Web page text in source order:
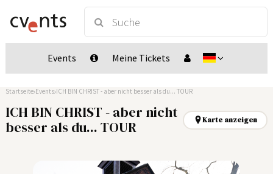
Events Meine Tickets
Startseite Events ICH BIN CHRIST - aber nicht besser als du... TOUR
ICH BIN CHRIST - aber nicht
besser als du... TOUR
Karte anzeigen